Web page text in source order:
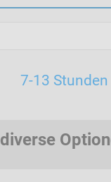
7-13 Stunden
diverse